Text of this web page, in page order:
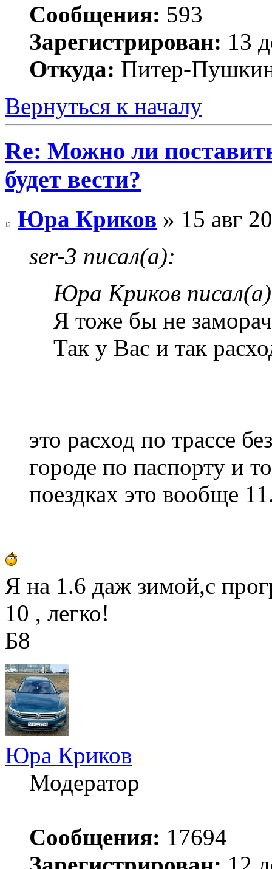
Сообщения: 593
Зарегистрирован: 13
Откуда: Питер-
Вернуться к началу
Re: Можно ли
будет вести?
Юра Криков » 15 авг
ser-3 писал(а):
Юра Криков
Я тоже бы не
Так у Вас и так
это расход по трассе
городе по паспорту и
поездках это вообще
Я на 1.6 даж зимой,с
10 , легко!
Б8
Юра Криков
Модератор
Сообщения: 17694